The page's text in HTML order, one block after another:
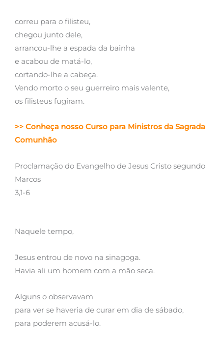
correu para o filisteu,
chegou junto dele,
arrancou-lhe a espada da bainha
e acabou de matá-lo,
cortando-lhe a cabeça.
Vendo morto o seu guerreiro mais valente,
os filisteus fugiram.
>> Conheça nosso Curso para Ministros da Sagrada
Comunhão
Proclamação do Evangelho de Jesus Cristo segundo
Marcos
3,1-6
Naquele tempo,
Jesus entrou de novo na sinagoga.
Havia ali um homem com a mão seca.
Alguns o observavam
para ver se haveria de curar em dia de sábado,
para poderem acusá-lo.